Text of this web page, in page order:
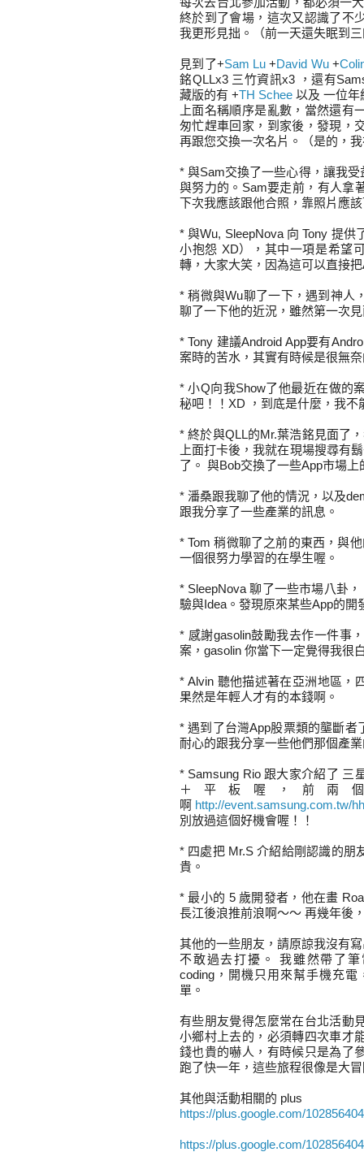
終於到了會場，這次又認識了不
我更形見拙。（前一天還失眠到
見到了+Sam Lu +David Wu +
銘QLLx3 三竹資訊x3 ，還有
藏版的有 +TH Schee 以及 一位年
上面名稱順序是亂數，當然還
匆忙趕車回家，到家後，發現，
再跟您交換一次名片。（是的，
* 與Sam交換了一些心得，讓我
與努力的。Sam要走前，有人拿
下次我應該跟他合照，靠照片應
* 與Wu, SleepNova 向 Tony 提供
小抱怨 XD），其中一項是希望
轉，大家大笑，因為這可以直接
* 稍微與Wu聊了一下，遇到神人
聊了一下他的近況，雖然第一次
* Tony 建議Android App要有
案時的苦水，其實有時候是很無
* 小Q向我Show了他最近在做的
秘吧！！XD ，到底是什麼，我不
* 終於與QLL的Mr.葉浩銘見面了
上面打卡後，我就在現場搜尋有
了。 與Bob交換了一些App市場
* 潘桑跟我聊了他的情況，以及
跟我分享了一些產業的訊息。
* Tom 稍微聊了之前的東西，與
一個很努力學習的在學生喔。
* SleepNova 聊了一些市場八卦
驗與Idea。發現原來某些App的開
* 感謝gasolin鼓勵我去作一件事
案，gasolin 你當下一定覺得我很
* Alvin 聽他描述著在亞洲地區，
果然是年輕人才有的本錢啊。
* 遇到了台灣App股票類的壟斷
耐心的跟我分享一些他們那個產
* Samsung Rio 跟大家介紹了 三
＋平板喔，前兩
啊 http://event.samsung.com.tw/
別放過這個好機會喔！！
* 四處把 Mr.S 介紹給剛認識的朋
貴。
* 最小的 5 歲開發者，他在畫
長江後浪推前浪啊～～ 再幾年後
其他的一些朋友，請原諒我沒有
不敢過去打擾。 我雖然帶了
coding，開機只用來幫手機充
單。
有些朋友覺得怎麼常在台北活動
小鄉村上去的，必須轉四次車才
錢也貴的嚇人，有時候只是為了
跑了快一年，這些旅程很像是大
其他與活動相關的 plus
https://plus.google.com/
https://plus.google.com/